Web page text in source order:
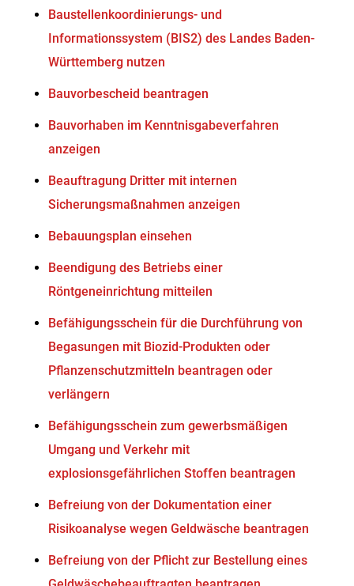
Baustellenkoordinierungs- und
Informationssystem (BIS2) des Landes Baden-
Württemberg nutzen
Bauvorbescheid beantragen
Bauvorhaben im Kenntnisgabeverfahren
anzeigen
Beauftragung Dritter mit internen
Sicherungsmaßnahmen anzeigen
Bebauungsplan einsehen
Beendigung des Betriebs einer
Röntgeneinrichtung mitteilen
Befähigungsschein für die Durchführung von
Begasungen mit Biozid-Produkten oder
Pflanzenschutzmitteln beantragen oder
verlängern
Befähigungsschein zum gewerbsmäßigen
Umgang und Verkehr mit
explosionsgefährlichen Stoffen beantragen
Befreiung von der Dokumentation einer
Risikoanalyse wegen Geldwäsche beantragen
Befreiung von der Pflicht zur Bestellung eines